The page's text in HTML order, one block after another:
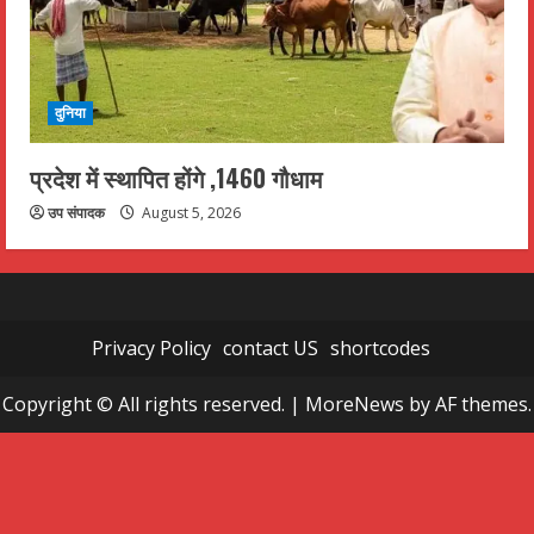
दुनिया
प्रदेश में स्थापित होंगे ,1460 गौधाम
उप संपादक August 5, 2026
Privacy Policy contact US shortcodes
Copyright © All rights reserved. | MoreNews by AF themes.